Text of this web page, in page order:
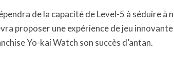
de la capacité de Level-5 à séduire
proposer une expérience de jeu
Yo-kai Watch son succès d’antan.